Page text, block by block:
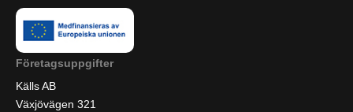
Företagsuppgifter
Källs AB
Växjövägen 321